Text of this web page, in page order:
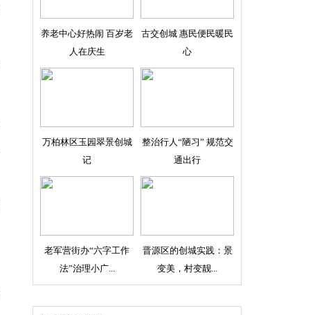
养老中心好热闹 百岁老
人在庆生
古交创城 惠民便民暖民
心
万柏林区玉园翠景创城
记
整治行人“陋习” 规范交
通出行
老军营街办“六字工作
法”治理小广...
晋源区的创城实践：景
变美，村变靓...